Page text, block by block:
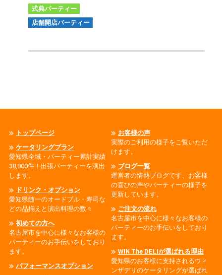
式典パーティー
店舗開店パーティー
トップページ
ケータリングプラン
愛知県全域・パーティー累計実績
38,000件！出張パーティーを演出
します。
ドリンク・オプション
愛知県随一のオードブル・寿司な
どの品揃えと演出料理の数々
初めての方へ
名古屋市を中心に様々なお客様の
パーティーのお手伝いをしており
ます。
パフォーマンスオプション
お客様の声
実際のご利用の様子をご覧いただ
けます。
ブログ一覧
運営者の情熱ブログです、お客様
の喜びの声やパーティーの様子を
更新しています。
ご注文の流れ
名古屋市を中心に様々なお客様の
パーティーのお手伝いをしており
ます。
WIN The DELIが選ばれる理由
愛知県のお客様に支持されるウィ
ンザデリのケータリングが選ばれ